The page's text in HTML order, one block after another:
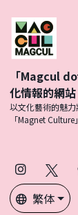
「Magcul
化情報的網站
以文化藝術的魅
「Magnet Culture
繁体